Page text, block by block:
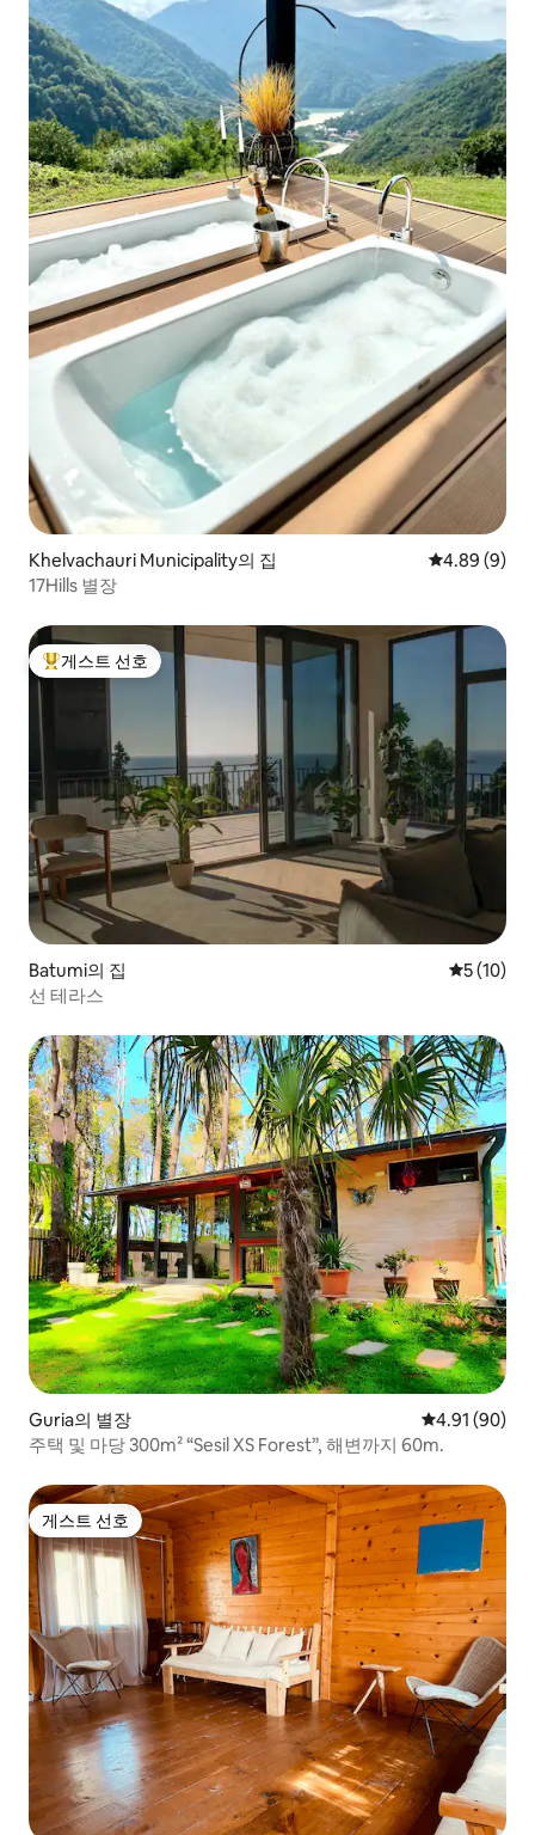
Khelvachauri Municipality의 집 평점 4.89점
4.89 (9)
17Hills 별장
상위 게스트 선호
게스트 선호
Batumi의 집 평점 5점
5 (10)
선 테라스
Guria의 별장 평점 4.91점(5
4.91 (90)
주택 및 마당 300m² “Sesil XS Forest”, 해변까지 60m.
게스트 선호
게스트 선호